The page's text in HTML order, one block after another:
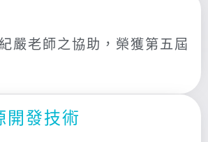
嚴老師之協助，榮獲第五屆
開發技術